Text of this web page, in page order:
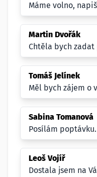
Máme volno,
Martin Dvořák
Chtěla bych zadat
Tomáš Jelínek
Měl bych zájem o
Sabina Tomanová
Posílám poptávku.
Leoš Vojíř
Dostala jsem na